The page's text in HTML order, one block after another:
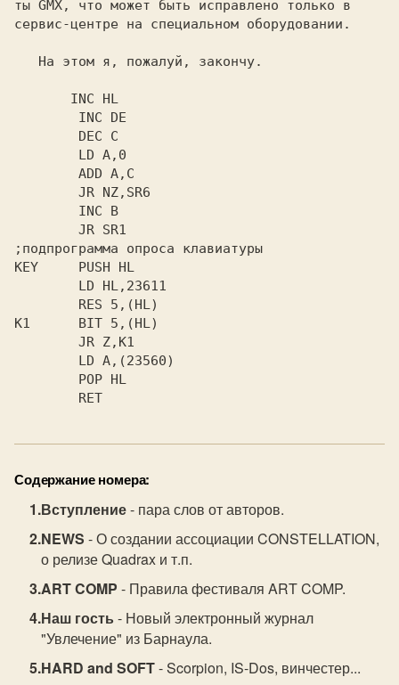
Содержание номера:
Вступление- пара слов от авторов.
NEWS - О создании ассоциации CONSTELLATION,
о релизе Quadrax и т.п.
ART COMP - Правила фестиваля ART COMP.
Наш гость - Новый электронный журнал
"Увлечение" из Барнаула.
HARD and SOFT- Scorpion, IS-Dos, винчестер...